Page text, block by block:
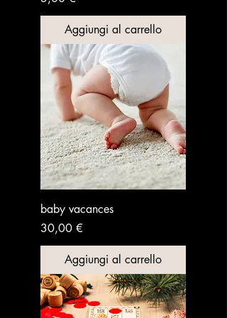
Aggiungi al carrello
baby vacances
Prezzo
30,00 €
Aggiungi al carrello